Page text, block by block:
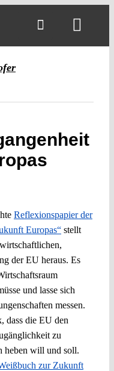
Reflexionspapier der
Europas“stellt
der EU heraus. Es
und lasse sich
messen.
dass die EU den
zu
heben will und soll.
zur Zukunft